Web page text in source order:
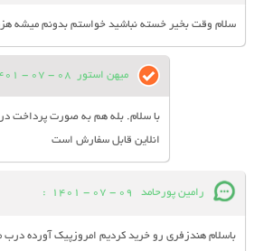
سلام وقت بخیر خسته نباشید خواستم بدونم میشه
میهن استور 08 - 07 - 1401
با سلام. بله هم به صورت پرداخت
انلاین قابل سفارش است
رامین پورحامد 09 - 07 - 1401
:
باسلام هندزفری رو خرید کردیم امروزپیک آورده